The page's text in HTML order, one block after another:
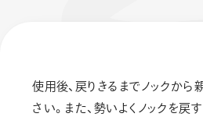
ブラッシュ（筆）
画材
運営会社
使用後、戻りきるまでノックから
さい。また、勢いよくノックを